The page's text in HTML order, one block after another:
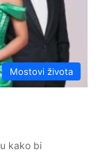
Mostovi života
kako bi